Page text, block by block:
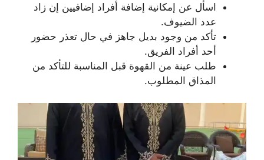
اسأل عن إمكانية إضافة أفراد إضافيين إن زاد
عدد الضيوف.
تأكد من وجود بديل جاهز في حال تعذر حضور
أحد أفراد الفريق.
طلب عينة من القهوة قبل المناسبة للتأكد من
المذاق المطلوب.